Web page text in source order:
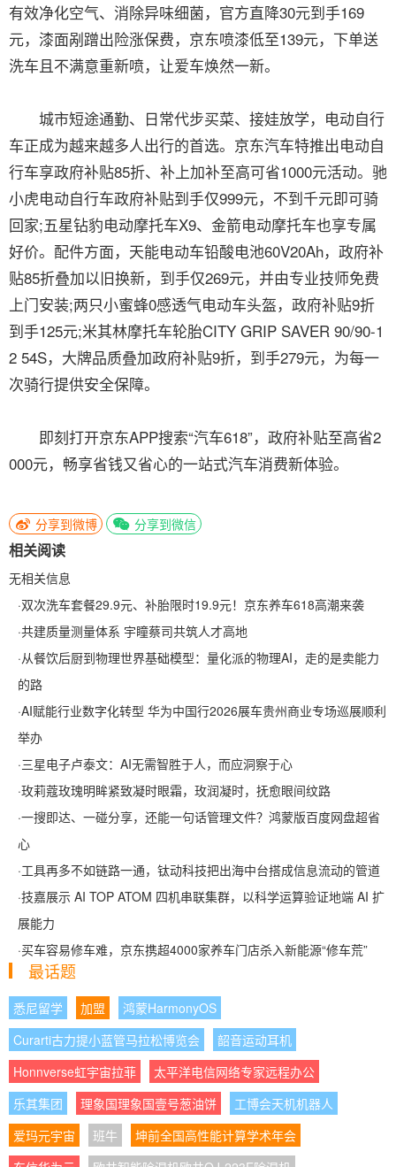
有效净化空气、消除异味细菌，官方直降30元到手169
元，漆面剐蹭出险涨保费，京东喷漆低至139元，下单送
洗车且不满意重新喷，让爱车焕然一新。
城市短途通勤、日常代步买菜、接娃放学，电动自行
车正成为越来越多人出行的首选。京东汽车特推出电动自
行车享政府补贴85折、补上加补至高可省1000元活动。驰
小虎电动自行车政府补贴到手仅999元，不到千元即可骑
回家;五星钻豹电动摩托车X9、金箭电动摩托车也享专属
好价。配件方面，天能电动车铅酸电池60V20Ah，政府补
贴85折叠加以旧换新，到手仅269元，并由专业技师免费
上门安装;两只小蜜蜂0感透气电动车头盔，政府补贴9折
到手125元;米其林摩托车轮胎CITY GRIP SAVER 90/90-1
2 54S，大牌品质叠加政府补贴9折，到手279元，为每一
次骑行提供安全保障。
即刻打开京东APP搜索“汽车618”，政府补贴至高省2
000元，畅享省钱又省心的一站式汽车消费新体验。
分享到微博 分享到微信
相关阅读
无相关信息
·双次洗车套餐29.9元、补胎限时19.9元！京东养车618高潮来袭
·共建质量测量体系 宇瞳蔡司共筑人才高地
·从餐饮后厨到物理世界基础模型：量化派的物理AI，走的是卖能力
的路
·AI赋能行业数字化转型 华为中国行2026展车贵州商业专场巡展顺利
举办
·三星电子卢泰文：AI无需智胜于人，而应洞察于心
·玫莉蔻玫瑰明眸紧致凝时眼霜，玫润凝时，抚愈眼间纹路
·一搜即达、一碰分享，还能一句话管理文件？鸿蒙版百度网盘超省
心
·工具再多不如链路一通，钛动科技把出海中台搭成信息流动的管道
·技嘉展示 AI TOP ATOM 四机串联集群，以科学运算验证地端 AI 扩
展能力
·买车容易修车难，京东携超4000家养车门店杀入新能源“修车荒”
最话题
悉尼留学 加盟
鸿蒙HarmonyOS
Curarti古力提小蓝管马拉松博览会
韶音运动耳机
Honnverse虹宇宙拉菲
太平洋电信网络专家远程办公
乐其集团
理象国理象国壹号葱油饼
工博会天机机器人
爱玛元宇宙
班牛
坤前全国高性能计算学术年会